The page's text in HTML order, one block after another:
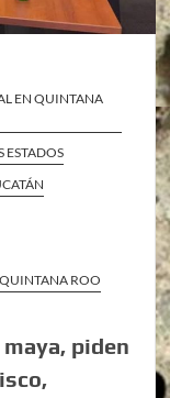
EN QUINTANA
ESTADOS
QUINTANA ROO
piden